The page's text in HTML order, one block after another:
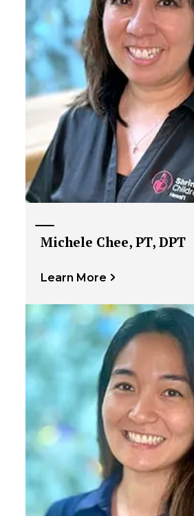
Michele Chee, PT, DPT
Learn More